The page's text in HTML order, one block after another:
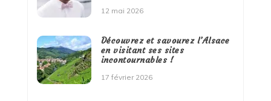
12 mai 2026
Découvrez et savourez l’Alsace
en visitant ses sites
incontournables !
17 février 2026